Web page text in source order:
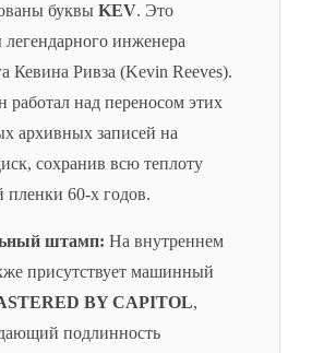
буквы KEV. Это
инженера
Кевина Ривза (Kevin Reeves).
работал над переносом этих
архивных записей на
сохранив всю теплоту
пленки 60-х годов.
штамп: На внутреннем
присутствует машинный
BY CAPITOL,
подлинность